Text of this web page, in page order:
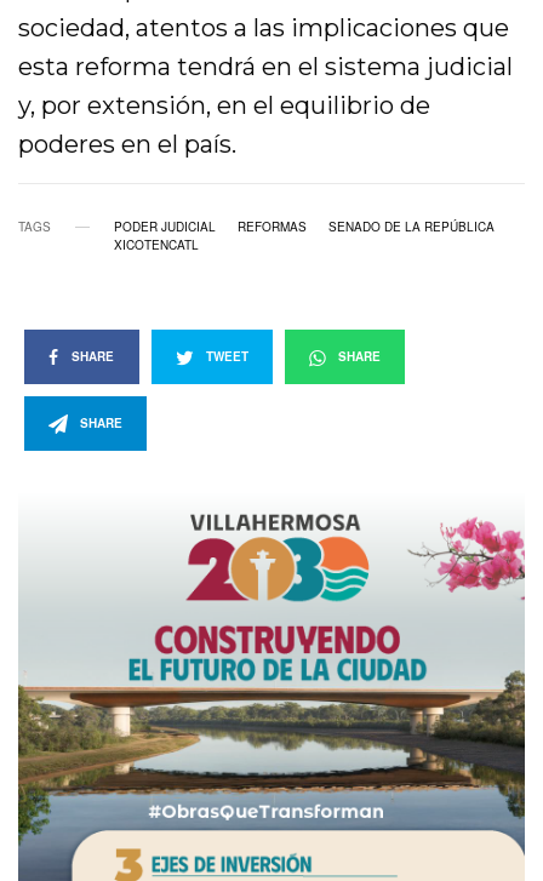
sociedad, atentos a las implicaciones que
esta reforma tendrá en el sistema judicial
y, por extensión, en el equilibrio de
poderes en el país.
TAGS PODER JUDICIAL REFORMAS
SENADO DE LA REPÚBLICA
XICOTENCATL
SHARE TWEET SHARE
SHARE